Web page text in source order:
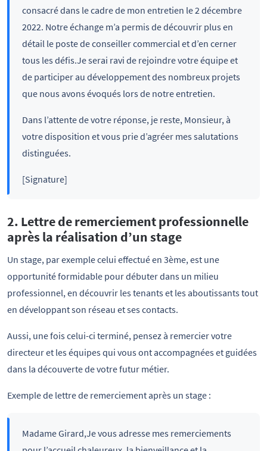
consacré dans le cadre de mon entretien le 2 décembre
2022. Notre échange m’a permis de découvrir plus en
détail le poste de conseiller commercial et d’en cerner
tous les défis.Je serai ravi de rejoindre votre équipe et
de participer au développement des nombreux projets
que nous avons évoqués lors de notre entretien.
Dans l’attente de votre réponse, je reste, Monsieur, à
votre disposition et vous prie d’agréer mes salutations
distinguées.
[Signature]
2. Lettre de remerciement professionnelle
après la réalisation d’un stage
Un stage, par exemple celui effectué en 3ème, est une
opportunité formidable pour débuter dans un milieu
professionnel, en découvrir les tenants et les aboutissants tout
en développant son réseau et ses contacts.
Aussi, une fois celui-ci terminé, pensez à remercier votre
directeur et les équipes qui vous ont accompagnées et guidées
dans la découverte de votre futur métier.
Exemple de lettre de remerciement après un stage :
Madame Girard,Je vous adresse mes remerciements